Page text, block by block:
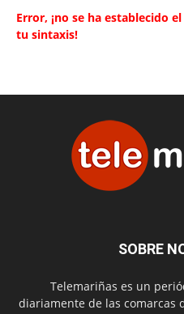
Error, ¡no se ha establecido
tu sintaxis!
SOBRE
Telemariñas es un
diariamente de las comarcas